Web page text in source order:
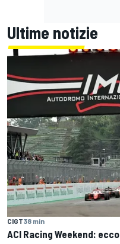
Ultime notizie
CIGT38 min
ACI Racing Weekend: